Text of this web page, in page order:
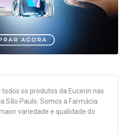
todos os produtos da Eucerin nas
São Paulo. Somos a Farmácia
variedade e qualidade do